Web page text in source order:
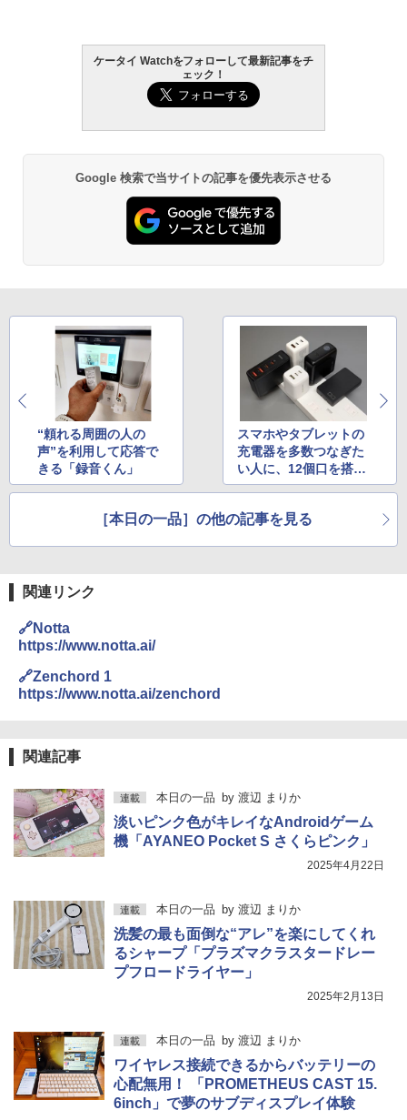
ケータイ Watchをフォローして最新記事をチ
ェック！
Google 検索で当サイトの記事を優先表示させる
“頼れる周囲の人の
声”を利用して応答で
きる「録音くん」
スマホやタブレットの
充電器を多数つなぎた
い人に、12個口を搭載
した電源タップ
［本日の一品］の他の記事を見る
関連リンク
🔗Notta
https://www.notta.ai/
🔗Zenchord 1
https://www.notta.ai/zenchord
関連記事
連載 本日の一品 by 渡辺 まりか
淡いピンク色がキレイなAndroidゲーム
機「AYANEO Pocket S さくらピンク」
2025年4月22日
連載 本日の一品 by 渡辺 まりか
洗髪の最も面倒な“アレ”を楽にしてくれ
るシャープ「プラズマクラスタードレー
プフロードライヤー」
2025年2月13日
連載 本日の一品 by 渡辺 まりか
ワイヤレス接続できるからバッテリーの
心配無用！ 「PROMETHEUS CAST 15.
6inch」で夢のサブディスプレイ体験